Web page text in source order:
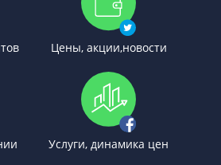
Цены, акции,новости
Услуги, динамика цен